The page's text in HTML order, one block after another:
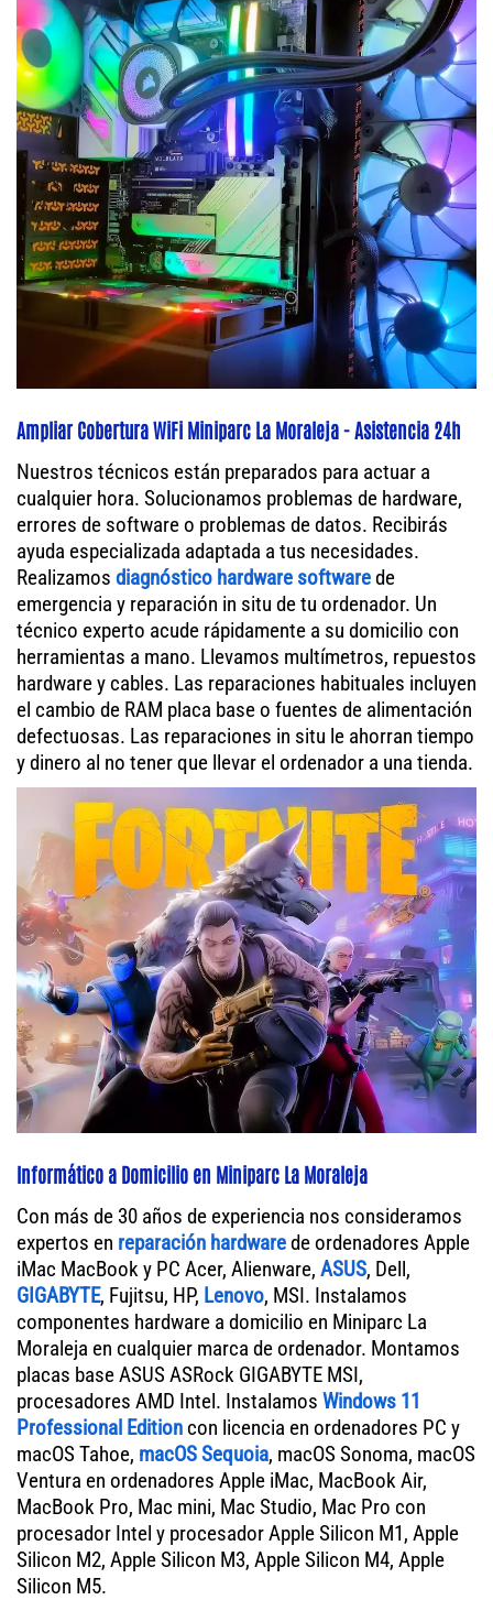
Ampliar Cobertura WiFi Miniparc La Moraleja - Asistencia 24h
Nuestros técnicos están preparados para actuar a
cualquier hora. Solucionamos problemas de hardware,
errores de software o problemas de datos. Recibirás
ayuda especializada adaptada a tus necesidades.
Realizamos diagnóstico hardware softwarede
emergencia y reparación in situ de tu ordenador. Un
técnico experto acude rápidamente a su domicilio con
herramientas a mano. Llevamos multímetros, repuestos
hardware y cables. Las reparaciones habituales incluyen
el cambio de RAM placa base o fuentes de alimentación
defectuosas. Las reparaciones in situ le ahorran tiempo
y dinero al no tener que llevar el ordenador a una tienda.
Informático a Domicilio en Miniparc La Moraleja
Con más de 30 años de experiencia nos consideramos
expertos en reparación hardwarede ordenadores Apple
iMac MacBook y PC Acer, Alienware, ASUS, Dell,
GIGABYTE, Fujitsu, HP, Lenovo, MSI. Instalamos
componentes hardware a domicilio en Miniparc La
Moraleja en cualquier marca de ordenador. Montamos
placas base ASUS ASRock GIGABYTE MSI,
procesadores AMD Intel. Instalamos Windows 11
Professional Edition con licencia en ordenadores PC y
macOS Tahoe, macOS Sequoia, macOS Sonoma, macOS
Ventura en ordenadores Apple iMac, MacBook Air,
MacBook Pro, Mac mini, Mac Studio, Mac Pro con
procesador Intel y procesador Apple Silicon M1, Apple
Silicon M2, Apple Silicon M3, Apple Silicon M4, Apple
Silicon M5.